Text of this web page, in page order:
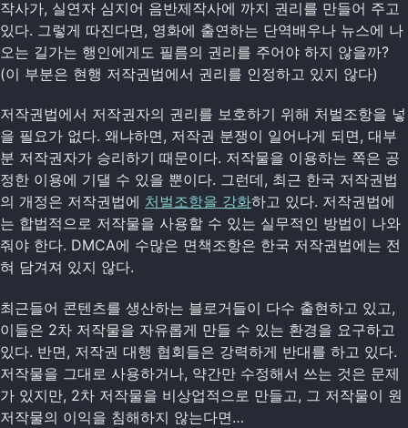
작사가, 실연자 심지어 음반제작사에 까지 권리를 만들어 주고
있다. 그렇게 따진다면, 영화에 출연하는 단역배우나 뉴스에 나
오는 길가는 행인에게도 필름의 권리를 주어야 하지 않을까?
(이 부분은 현행 저작권법에서 권리를 인정하고 있지 않다)
저작권법에서 저작권자의 권리를 보호하기 위해 처벌조항을 넣
을 필요가 없다. 왜냐하면, 저작권 분쟁이 일어나게 되면, 대부
분 저작권자가 승리하기 때문이다. 저작물을 이용하는 쪽은 공
정한 이용에 기댈 수 있을 뿐이다. 그런데, 최근 한국 저작권법
의 개정은 저작권법에 처벌조항을 강화하고 있다. 저작권법에
는 합법적으로 저작물을 사용할 수 있는 실무적인 방법이 나와
줘야 한다. DMCA에 수많은 면책조항은 한국 저작권법에는 전
혀 담겨져 있지 않다.
최근들어 콘텐츠를 생산하는 블로거들이 다수 출현하고 있고,
이들은 2차 저작물을 자유롭게 만들 수 있는 환경을 요구하고
있다. 반면, 저작권 대행 협회들은 강력하게 반대를 하고 있다.
저작물을 그대로 사용하거나, 약간만 수정해서 쓰는 것은 문제
가 있지만, 2차 저작물을 비상업적으로 만들고, 그 저작물이 원
저작물의 이익을 침해하지 않는다면…